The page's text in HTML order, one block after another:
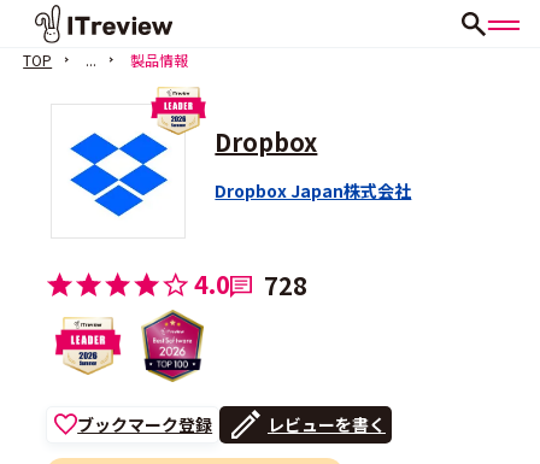
TOP ... 製品情報
Dropbox
Dropbox Japan株式会社
4.0 728
ブックマーク登録 レビューを書く